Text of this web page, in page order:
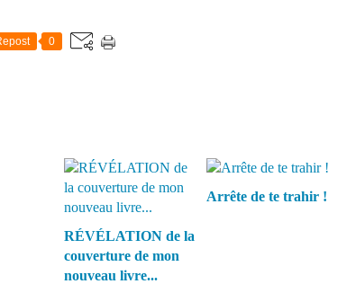
0
RÉVÉLATION de la
couverture de mon
nouveau livre...
Arrête de te trahir !